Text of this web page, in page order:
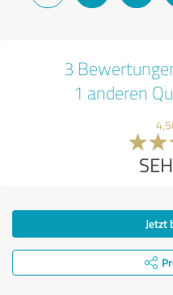
3
1 anderen
Jetzt